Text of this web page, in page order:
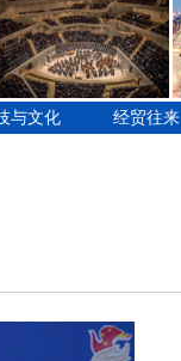
与文化 经贸往来